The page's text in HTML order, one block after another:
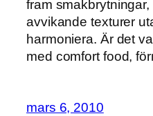
fram
avvikande texturer
harmoniera. Är det
med comfort food,
mars 6, 2010